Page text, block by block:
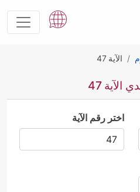
الآية 47
47
اختر رقم الآية